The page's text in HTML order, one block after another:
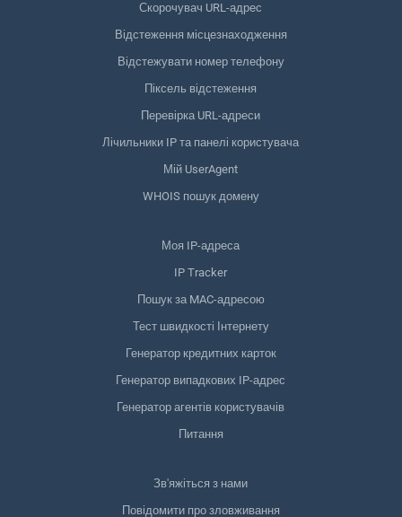
Скорочувач URL-адрес
Відстеження місцезнаходження
Відстежувати номер телефону
Піксель відстеження
Перевірка URL-адреси
Лічильники IP та панелі користувача
Мій UserAgent
WHOIS пошук домену
Моя IP-адреса
IP Tracker
Пошук за MAC-адресою
Тест швидкості Інтернету
Генератор кредитних карток
Генератор випадкових IP-адрес
Генератор агентів користувачів
Питання
Зв'яжіться з нами
Повідомити про зловживання